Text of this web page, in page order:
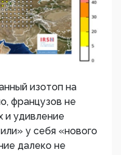
изотоп на
французов не
и удивление
у себя «нового
далеко не